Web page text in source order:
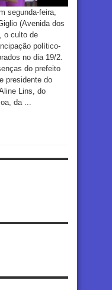
segunda-feira,
(Avenida dos
o culto de
político-
no dia 19/2.
do prefeito
presidente do
Lins, do
da ...